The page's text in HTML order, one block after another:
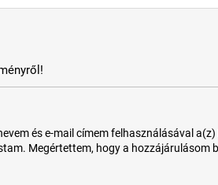
és e-mail címem felhasználásával
Megértettem, hogy a hozzájárulásom